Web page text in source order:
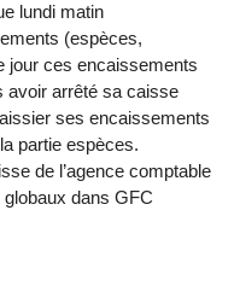
lundi matin
(espèces,
jour ces encaissements
avoir arrêté sa caisse
ses encaissements
partie espèces.
de l’agence comptable
dans GFC